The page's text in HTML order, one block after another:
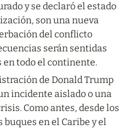
y se declaró el estado
son una nueva
del conflicto
serán sentidas
todo el continente.
de Donald Trump
incidente aislado o una
Como antes, desde los
en el Caribe y el